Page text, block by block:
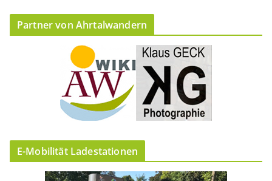
Partner von Ahrtalwandern
E-Mobilität Ladestationen